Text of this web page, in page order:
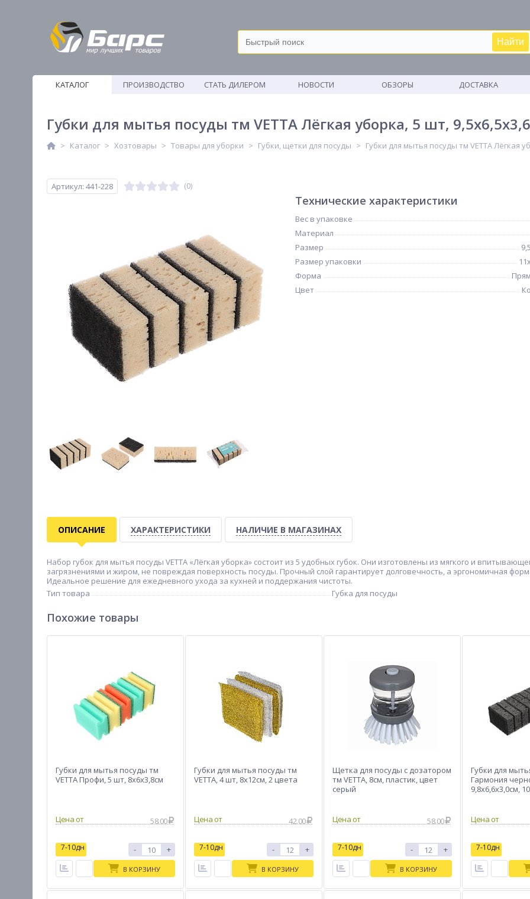
Найти
КАТАЛОГ
ПРОИЗВОДСТВО
СТАТЬ ДИЛЕРОМ НОВОСТИ ОБЗОРЫ ДОСТАВКА
Губки для мытья посуды тм VETTA Лёгкая уборка, 5 шт,
Каталог Хозтовары Товары для уборки Губки, щетки для посуды Губки для мытья посуды тм VETTA Лёгкая
Артикул: 441-228 (0)
Технические характеристики
Вес в упаковке
Материал
Размер
Размер упаковки
Форма
Цвет
ОПИСАНИЕ ХАРАКТЕРИСТИКИ НАЛИЧИЕ В МАГАЗИНАХ
Набор губок для мытья посуды VETTA «Лёгкая уборка» состоит из 5 удобных губок. Они изготовлены из мягкого и
загрязнениями и жиром, не повреждая поверхность посуды. Прочный слой гарантирует долговечность, а эргономичная
Идеальное решение для ежедневного ухода за кухней и поддержания чистоты.
Тип товара
Губка для посуды
Похожие товары
Губки для мытья посуды тм
VETTA Профи, 5 шт, 8х6х3,8см
Цена от 58.00
7-10дн - +
В КОРЗИНУ
Губки для мытья посуды тм
VETTA, 4 шт, 8х12см, 2 цвета
Цена от 42.00
7-10дн - +
В КОРЗИНУ
Щетка для посуды с дозатором
тм VETTA, 8см, пластик, цвет
серый
Цена от 58.00
7-10дн - +
В КОРЗИНУ
Губки для
Гармония
9,8x6,6x3,0см,
Цена от
7-10дн